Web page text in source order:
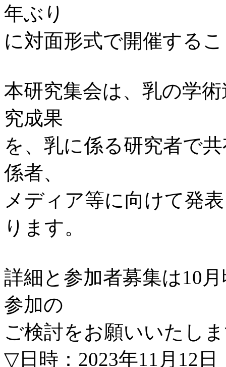
年ぶり
に対面形式で開催する
本研究集会は、乳の学
究成果
を、乳に係る研究者で
係者、
メディア等に向けて発
ります。
詳細と参加者募集は10
参加の
ご検討をお願いいたし
▽日時：2023年11月12日